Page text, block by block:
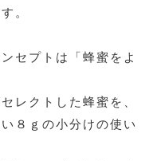
。
セプトは「蜂蜜をよ
レクトした蜂蜜を、
８ｇの小分けの使い